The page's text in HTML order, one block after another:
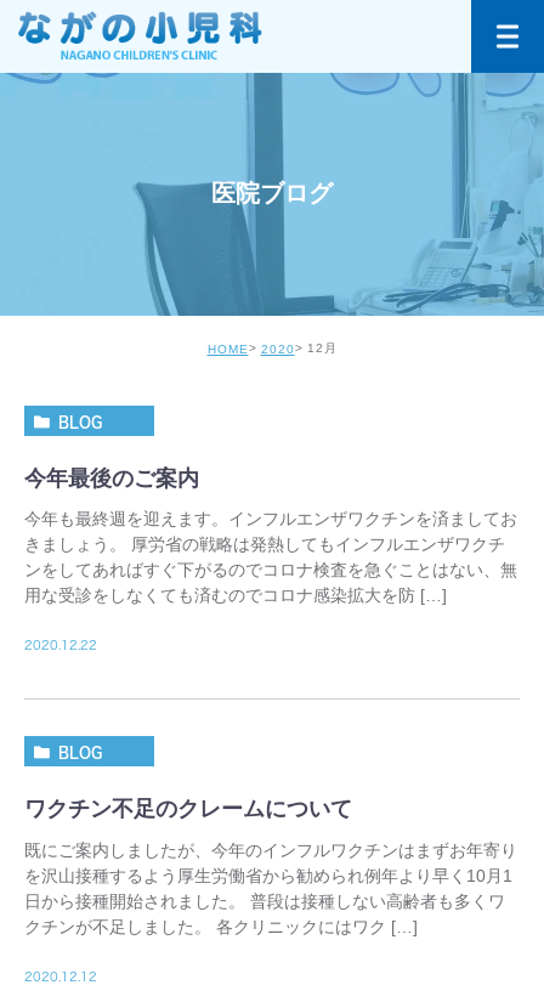
医院ブログ
HOME 2020 12月
BLOG
今年最後のご案内
今年も最終週を迎えます。インフルエンザワクチンを済ましてお
きましょう。 厚労省の戦略は発熱してもインフルエンザワクチ
ンをしてあればすぐ下がるのでコロナ検査を急ぐことはない、無
用な受診をしなくても済むのでコロナ感染拡大を防 […]
2020.12.22
BLOG
ワクチン不足のクレームについて
既にご案内しましたが、今年のインフルワクチンはまずお年寄り
を沢山接種するよう厚生労働省から勧められ例年より早く10月1
日から接種開始されました。 普段は接種しない高齢者も多くワ
クチンが不足しました。 各クリニックにはワク […]
2020.12.12